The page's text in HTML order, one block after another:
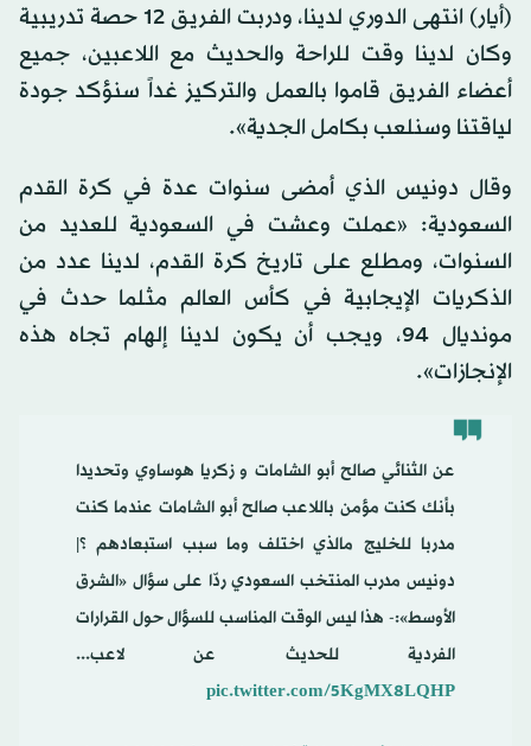
(أيار) انتهى الدوري لدينا، ودربت الفريق 12 حصة تدريبية
وكان لدينا وقت للراحة والحديث مع اللاعبين، جميع
أعضاء الفريق قاموا بالعمل والتركيز غداً سنؤكد جودة
لياقتنا وسنلعب بكامل الجدية».
وقال دونيس الذي أمضى سنوات عدة في كرة القدم
السعودية: «عملت وعشت في السعودية للعديد من
السنوات، ومطلع على تاريخ كرة القدم، لدينا عدد من
الذكريات الإيجابية في كأس العالم مثلما حدث في
مونديال 94، ويجب أن يكون لدينا إلهام تجاه هذه
الإنجازات».
عن الثنائي صالح أبو الشامات و زكريا هوساوي وتحديدا
بأنك كنت مؤمن باللاعب صالح أبو الشامات عندما كنت
مدربا للخليج مالذي اختلف وما سبب استبعادهم ؟️|
دونيس مدرب المنتخب السعودي ردّا على سؤال «الشرق
الأوسط»:- هذا ليس الوقت المناسب للسؤال حول القرارات
الفردية للحديث عن لاعب...
pic.twitter.com/5KgMX8LQHP